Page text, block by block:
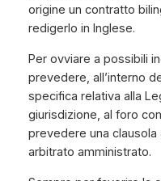
origine un contratto
redigerlo in Inglese.
Per ovviare a possibili
prevedere, all’interno
specifica relativa alla
giurisdizione, al foro
prevedere una
arbitrato amministrato.